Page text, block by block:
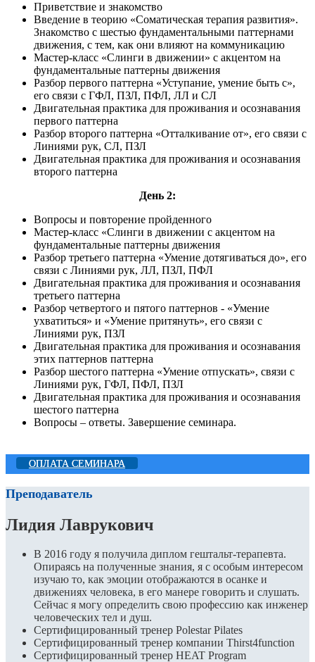
Приветствие и знакомство
Введение в теорию «Соматическая терапия развития».
Знакомство с шестью фундаментальными паттернами
движения, с тем, как они влияют на коммуникацию
Мастер-класс «Слинги в движении» с акцентом на
фундаментальные паттерны движения
Разбор первого паттерна «Уступание, умение быть с»,
его связи с ГФЛ, ПЗЛ, ПФЛ, ЛЛ и СЛ
Двигательная практика для проживания и осознавания
первого паттерна
Разбор второго паттерна «Отталкивание от», его связи с
Линиями рук, СЛ, ПЗЛ
Двигательная практика для проживания и осознавания
второго паттерна
День 2:
Вопросы и повторение пройденного
Мастер-класс «Слинги в движении с акцентом на
фундаментальные паттерны движения
Разбор третьего паттерна «Умение дотягиваться до», его
связи с Линиями рук, ЛЛ, ПЗЛ, ПФЛ
Двигательная практика для проживания и осознавания
третьего паттерна
Разбор четвертого и пятого паттернов - «Умение
ухватиться» и «Умение притянуть», его связи с
Линиями рук, ПЗЛ
Двигательная практика для проживания и осознавания
этих паттернов паттерна
Разбор шестого паттерна «Умение отпускать», связи с
Линиями рук, ГФЛ, ПФЛ, ПЗЛ
Двигательная практика для проживания и осознавания
шестого паттерна
Вопросы – ответы. Завершение семинара.
ОПЛАТА СЕМИНАРА
Преподаватель
Лидия Лаврукович
В 2016 году я получила диплом гештальт-терапевта.
Опираясь на полученные знания, я с особым интересом
изучаю то, как эмоции отображаются в осанке и
движениях человека, в его манере говорить и слушать.
Сейчас я могу определить свою профессию как инженер
человеческих тел и душ.
Сертифицированный тренер Polestar Pilates
Сертифицированный тренер компании Thirst4function
Сертифицированный тренер HEAT Program